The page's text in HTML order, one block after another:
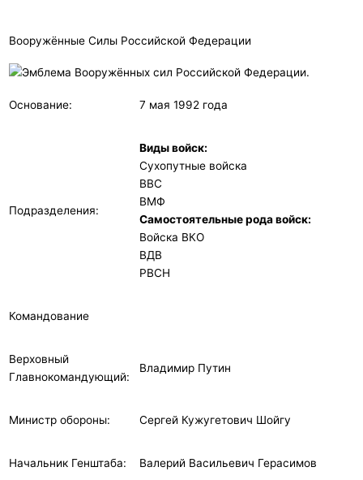
Вооружённые Силы Российской Федерации
Основание: 7 мая 1992 года
Подразделения:
Виды войск:
Сухопутные войска
ВВС
ВМФ
Самостоятельные рода войск:
Войска ВКО
ВДВ
РВСН
Командование
Верховный
Главнокомандующий:
Владимир Путин
Министр обороны: Сергей Кужугетович Шойгу
Начальник Генштаба: Валерий Васильевич Герасимов